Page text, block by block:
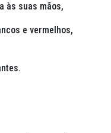
às suas mãos,
e vermelhos,